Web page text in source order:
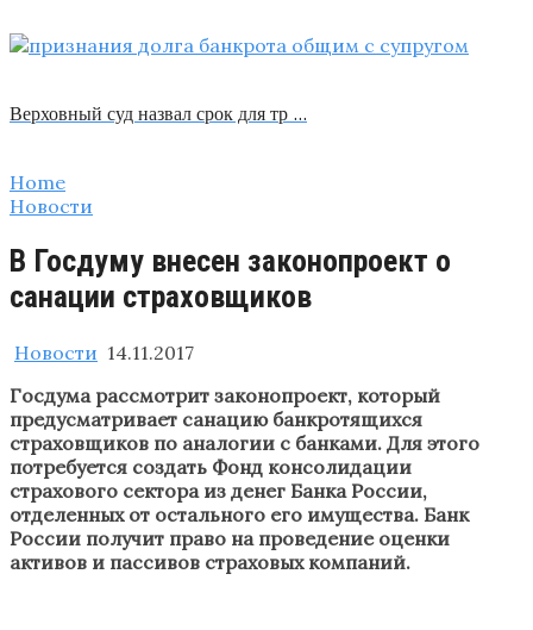
Верховный суд назвал срок для тр …
Home
Новости
В Госдуму внесен законопроект о
санации страховщиков
Новости 14.11.2017
Госдума рассмотрит законопроект, который
предусматривает санацию банкротящихся
страховщиков по аналогии с банками. Для этого
потребуется создать Фонд консолидации
страхового сектора из денег Банка России,
отделенных от остального его имущества. Банк
России получит право на проведение оценки
активов и пассивов страховых компаний.